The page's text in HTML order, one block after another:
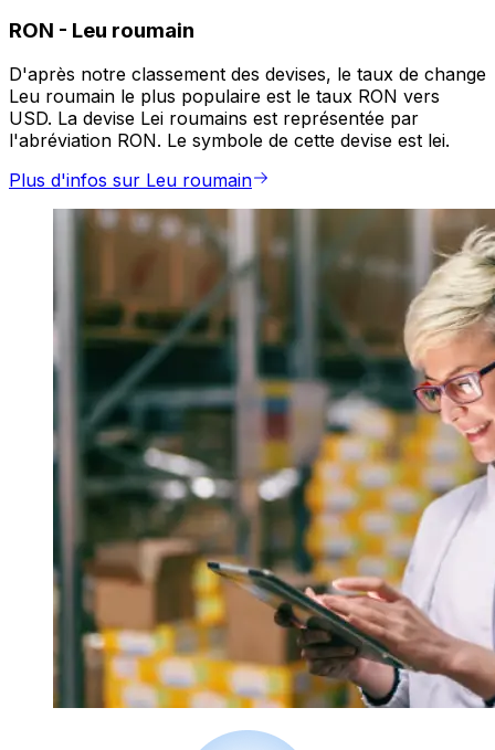
RON - Leu roumain
D'après notre classement des devises, le taux de change
Leu roumain le plus populaire est le taux RON vers
USD. La devise Lei roumains est représentée par
l'abréviation RON. Le symbole de cette devise est lei.
Plus d'infos sur Leu roumain